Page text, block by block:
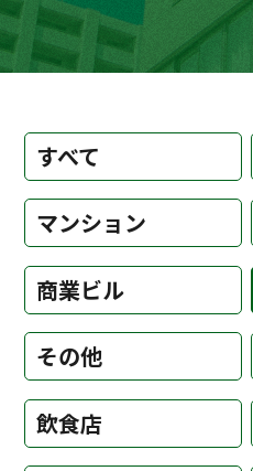
すべて
マンション
商業ビル
その他
飲食店